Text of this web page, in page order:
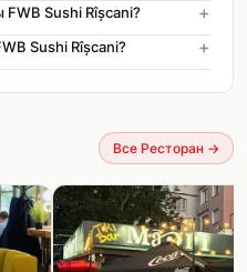
Sushi Rîșcani? +
Sushi Rîșcani? +
Все Ресторан →